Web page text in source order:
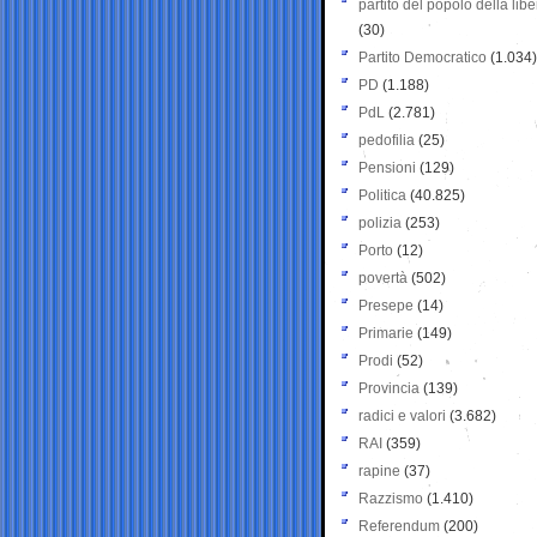
partito del popolo della
(30)
Partito Democratico (1.034)
PD (1.188)
PdL (2.781)
pedofilia (25)
Pensioni (129)
Politica (40.825)
polizia (253)
Porto (12)
povertà (502)
Presepe (14)
Primarie (149)
Prodi (52)
Provincia (139)
radici e valori (3.682)
RAI (359)
rapine (37)
Razzismo (1.410)
Referendum (200)